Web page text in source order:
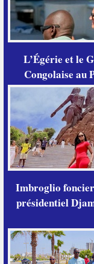
L’Égérie et le
Congolaise au
Imbroglio
présidentiel